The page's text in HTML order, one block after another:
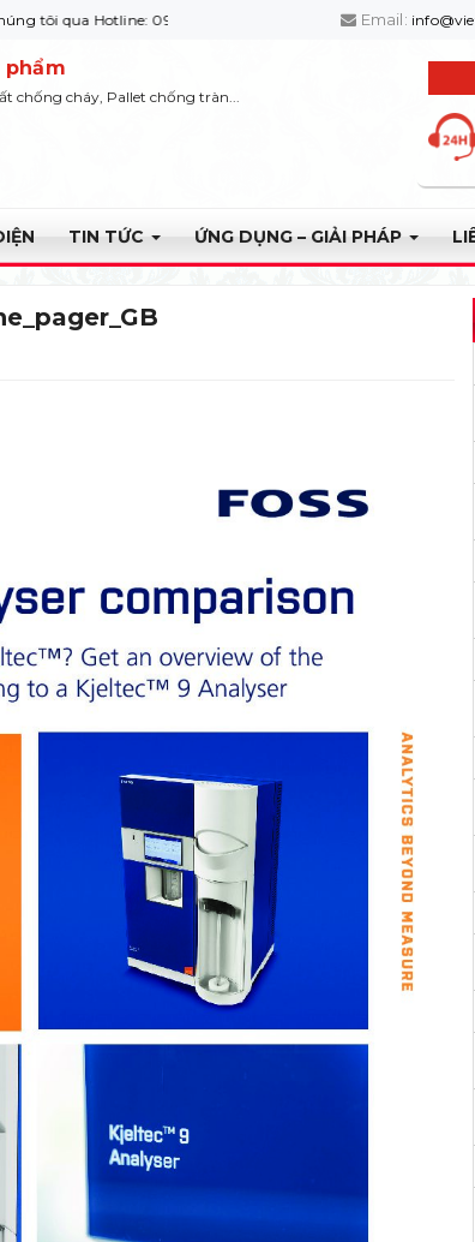
Hotline: 0932 664422 Email:
phẩm
chống cháy, Pallet chống tràn...
TIN TỨC ỨNG DỤNG – GIẢI PHÁP